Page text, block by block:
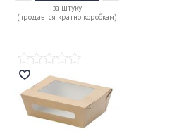
за штуку
(продается кратно коробкам)